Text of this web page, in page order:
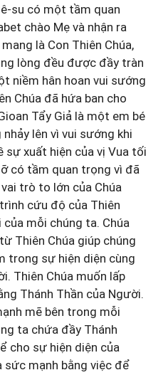
su có một tầm quan
chào Mẹ và nhận ra
là Con Thiên Chúa,
lòng đều được đầy tràn
niềm hân hoan vui sướng
Chúa đã hứa ban cho
Tẩy Giả là một em bé
lên vì vui sướng khi
sự xuất hiện của vị Vua tối
có tầm quan trọng vì đã
trò to lớn của Chúa
cứu độ của Thiên
mỗi chúng ta. Chúa
Thiên Chúa giúp chúng
trong sự hiện diện cùng
Thiên Chúa muốn lấp
Thánh Thần của Người.
mẽ bên trong mỗi
ta chứa đầy Thánh
cho sự hiện diện của
sức mạnh bằng việc để